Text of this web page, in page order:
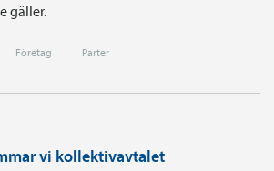
gäller.
Företag Parter
vi kollektivavtalet